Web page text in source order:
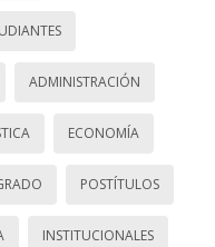
ADMINISTRACIÓN
ECONOMÍA
POSTÍTULOS
INSTITUCIONALES